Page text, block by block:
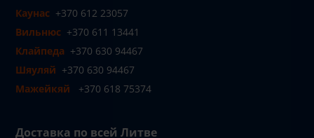
Каунас +370 612 23057
Вильнюс +370 611 13441
Клайпеда +370 630 94467
Шяуляй +370 630 94467
Мажейкяй
+370 618 75374
Доставка по всей Литве